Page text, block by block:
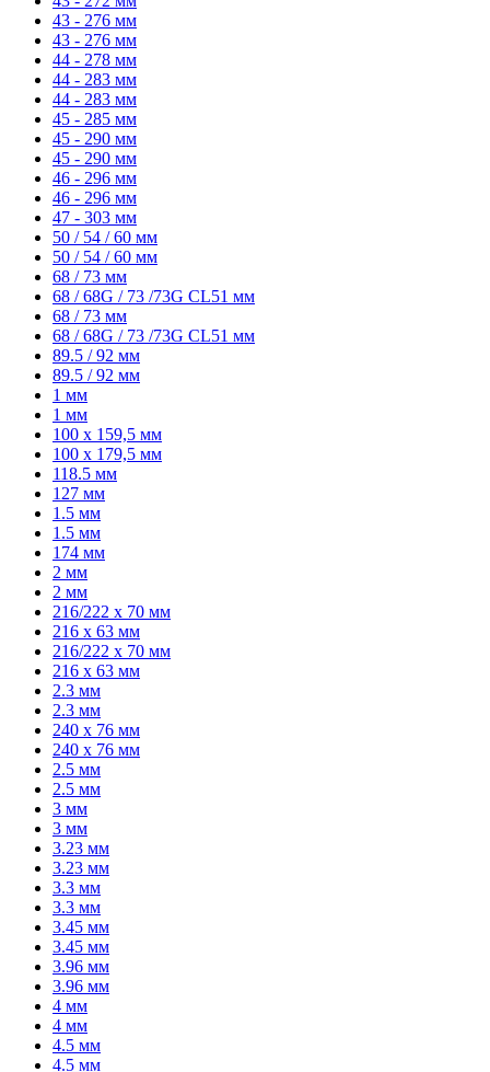
43 - 276 мм
43 - 276 мм
44 - 278 мм
44 - 283 мм
44 - 283 мм
45 - 285 мм
45 - 290 мм
45 - 290 мм
46 - 296 мм
46 - 296 мм
47 - 303 мм
50 / 54 / 60 мм
50 / 54 / 60 мм
68 / 73 мм
68 / 68G / 73 /73G CL51 мм
68 / 73 мм
68 / 68G / 73 /73G CL51 мм
89.5 / 92 мм
89.5 / 92 мм
1 мм
1 мм
100 х 159,5 мм
100 х 179,5 мм
118.5 мм
127 мм
1.5 мм
1.5 мм
174 мм
2 мм
2 мм
216/222 x 70 мм
216 x 63 мм
216/222 x 70 мм
216 x 63 мм
2.3 мм
2.3 мм
240 x 76 мм
240 x 76 мм
2.5 мм
2.5 мм
3 мм
3 мм
3.23 мм
3.23 мм
3.3 мм
3.3 мм
3.45 мм
3.45 мм
3.96 мм
3.96 мм
4 мм
4 мм
4.5 мм
4.5 мм